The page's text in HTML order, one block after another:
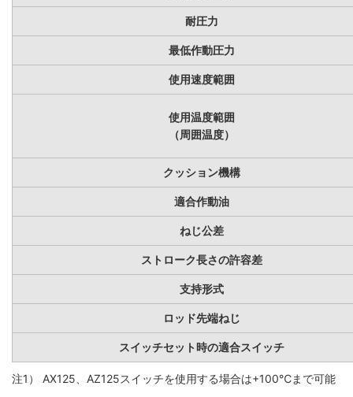
耐圧力
最低作動圧力
使用速度範囲
使用温度範囲
（周囲温度）
クッション機構
適合作動油
ねじ公差
ストローク長さの許容差
支持形式
ロッド先端ねじ
スイッチセット時の適合スイッチ
注1） AX125、AZ125スイッチを使用する場合は+100℃まで可能